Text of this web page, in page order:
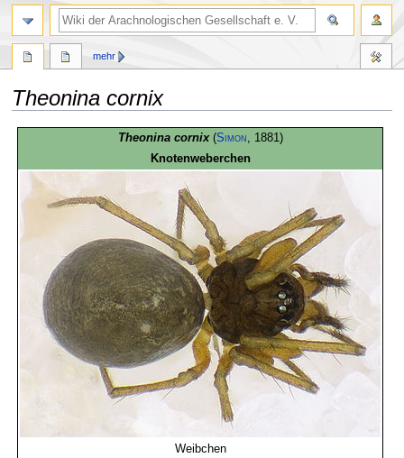
Theonina cornix
springen
springen
Theonina cornix (Simon , 1881)
Knotenweberchen
Weibchen
mehr